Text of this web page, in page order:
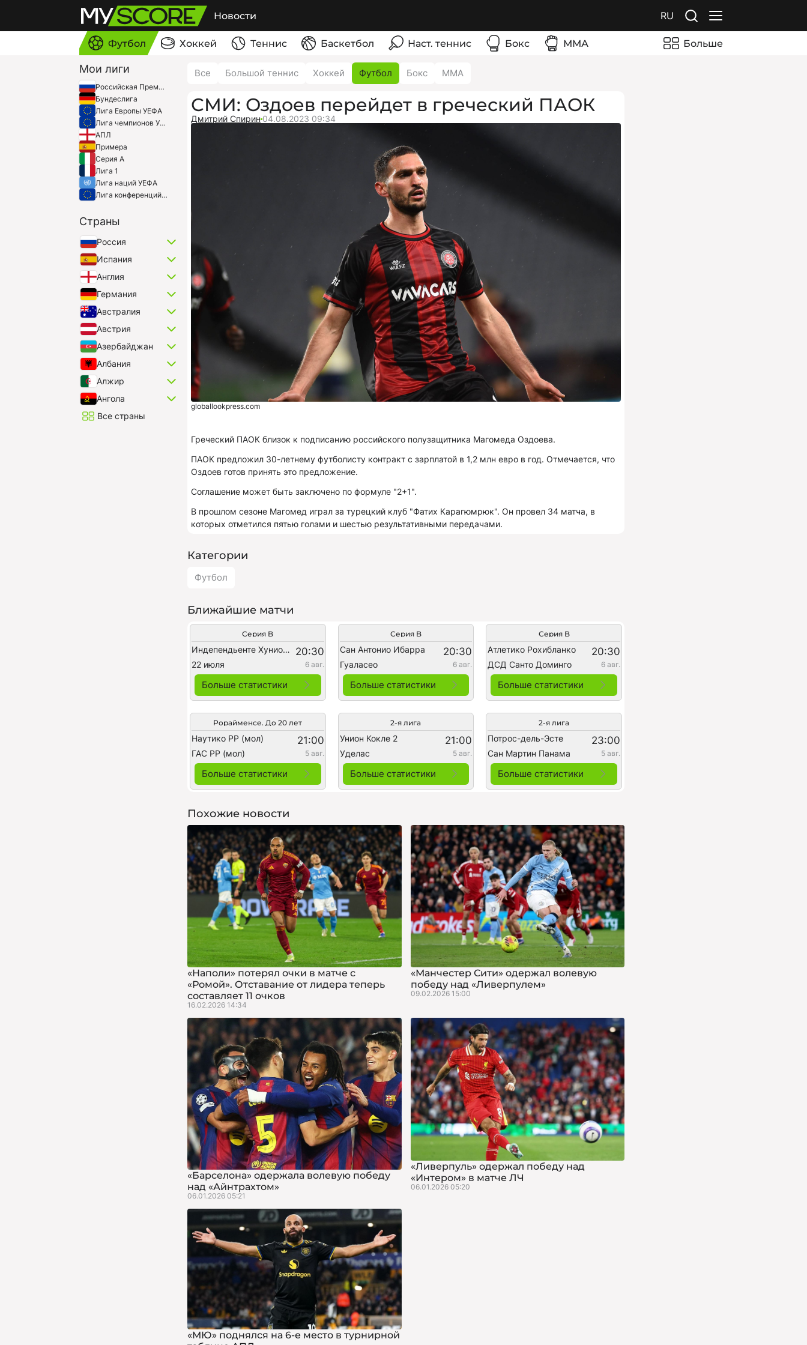
Новости RU
Футбол Хоккей Теннис Баскетбол Наст. теннис Бокс ММА Больше
Мои лиги
Российская Премьер-Лига
Бундеслига
Лига Европы УЕФА
Лига чемпионов УЕФА
АПЛ
Примера
Серия A
Лига 1
Лига наций УЕФА
Лига конференций УЕФА
Страны
Россия
Испания
Англия
Германия
Австралия
Австрия
Азербайджан
Албания
Алжир
Ангола
Все страны
Все Большой теннис Хоккей Футбол Бокс ММА
СМИ: Оздоев перейдет в греческий ПАОК
Дмитрий Спирин 04.08.2023 09:34
globallookpress.com
Греческий ПАОК близок к подписанию российского полузащитника Магомеда Оздоева.
ПАОК предложил 30-летнему футболисту контракт с зарплатой в 1,2 млн евро в год. Отмечается, что
Оздоев готов принять это предложение.
Соглашение может быть заключено по формуле "2+1".
В прошлом сезоне Магомед играл за турецкий клуб "Фатих Карагюмрюк". Он провел 34 матча, в
которых отметился пятью голами и шестью результативными передачами.
Категории
Футбол
Ближайшие матчи
Серия B
Индепендьенте Хуниорс 20:30
22 июля 6 авг.
Больше статистики
Серия B
Сан Антонио Ибарра 20:30
Гуаласео 6 авг.
Больше статистики
Серия B
Атлетико Рохибланко 20:30
ДСД Санто Доминго 6 авг.
Больше статистики
Рорайменсе. До 20 лет
Наутико РР (мол) 21:00
ГАС РР (мол) 5 авг.
Больше статистики
2-я лига
Унион Кокле 2 21:00
Уделас 5 авг.
Больше статистики
2-я лига
Потрос-дель-Эсте 23:00
Сан Мартин Панама 5 авг.
Больше статистики
Похожие новости
«Наполи» потерял очки в матче с
«Ромой». Отставание от лидера теперь
составляет 11 очков
16.02.2026 14:34
«Манчестер Сити» одержал волевую
победу над «Ливерпулем»
09.02.2026 15:00
«Барселона» одержала волевую победу
над «Айнтрахтом»
06.01.2026 05:21
«Ливерпуль» одержал победу над
«Интером» в матче ЛЧ
06.01.2026 05:20
«МЮ» поднялся на 6-е место в турнирной